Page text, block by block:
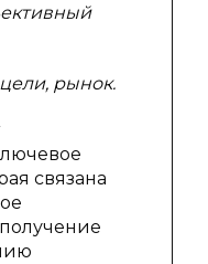
рынок.
связана